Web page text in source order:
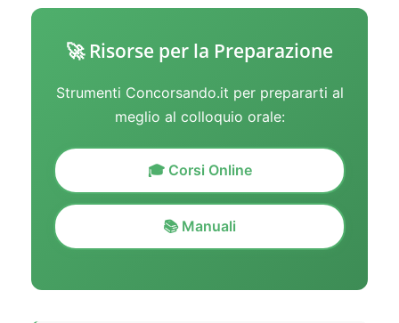
🚀 Risorse per la Preparazione
Strumenti Concorsando.it per prepararti al
meglio al colloquio orale:
🎓 Corsi Online
📚 Manuali